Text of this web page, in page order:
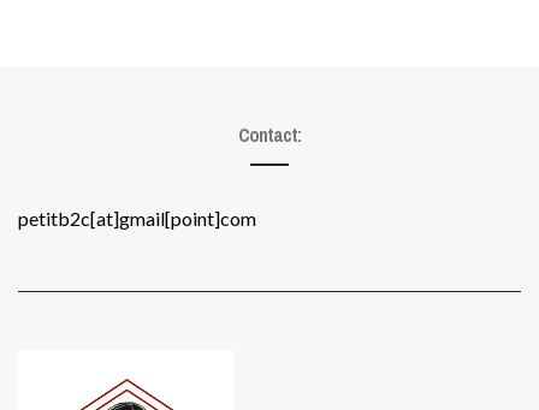
Contact:
petitb2c[at]gmail[point]com